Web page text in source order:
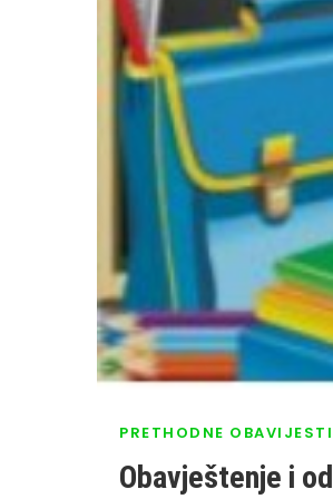
PRETHODNE OBAVIJESTI
Obavještenje i